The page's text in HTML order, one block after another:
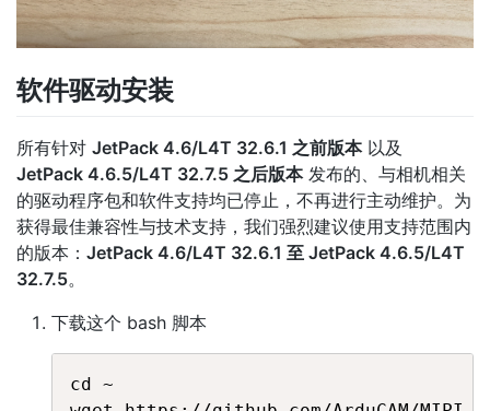
软件驱动安装
所有针对 JetPack 4.6/L4T 32.6.1 之前版本以及
JetPack 4.6.5/L4T 32.7.5 之后版本发布的、与相机相关
的驱动程序包和软件支持均已停止，不再进行主动维护。为
获得最佳兼容性与技术支持，我们强烈建议使用支持范围内
的版本： JetPack 4.6/L4T 32.6.1 至 JetPack 4.6.5/L4T
32.7.5。
下载这个 bash 脚本
cd ~